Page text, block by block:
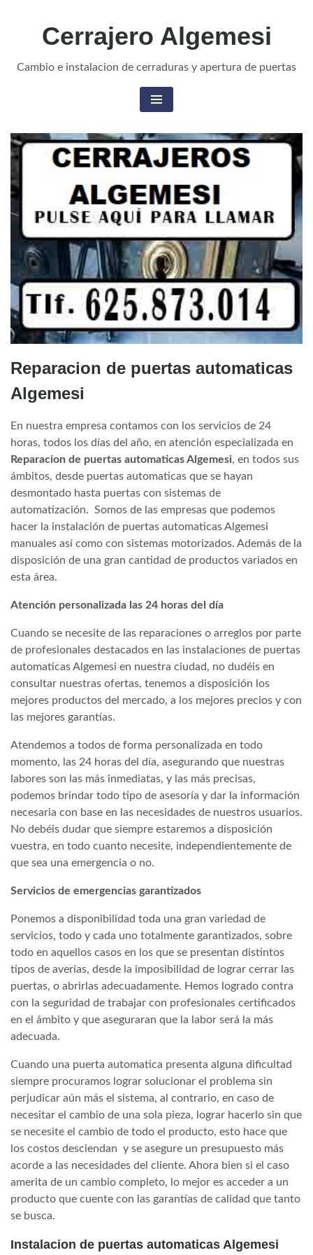
Cerrajero Algemesi
Cambio e instalacion de cerraduras y apertura de puertas
Reparacion de puertas automaticas
Algemesi
En nuestra empresa contamos con los servicios de 24
horas, todos los días del año, en atención especializada en
Reparacion de puertas automaticas Algemesi, en todos sus
ámbitos, desde puertas automaticas que se hayan
desmontado hasta puertas con sistemas de
automatización. Somos de las empresas que podemos
hacer la instalación de puertas automaticas Algemesi
manuales así como con sistemas motorizados. Además de la
disposición de una gran cantidad de productos variados en
esta área.
Atención personalizada las 24 horas del día
Cuando se necesite de las reparaciones o arreglos por parte
de profesionales destacados en las instalaciones de puertas
automaticas Algemesi en nuestra ciudad, no dudéis en
consultar nuestras ofertas, tenemos a disposición los
mejores productos del mercado, a los mejores precios y con
las mejores garantías.
Atendemos a todos de forma personalizada en todo
momento, las 24 horas del día, asegurando que nuestras
labores son las más inmediatas, y las más precisas,
podemos brindar todo tipo de asesoría y dar la información
necesaria con base en las necesidades de nuestros usuarios.
No debéis dudar que siempre estaremos a disposición
vuestra, en todo cuanto necesite, independientemente de
que sea una emergencia o no.
Servicios de emergencias garantizados
Ponemos a disponibilidad toda una gran variedad de
servicios, todo y cada uno totalmente garantizados, sobre
todo en aquellos casos en los que se presentan distintos
tipos de averías, desde la imposibilidad de lograr cerrar las
puertas, o abrirlas adecuadamente. Hemos logrado contra
con la seguridad de trabajar con profesionales certificados
en el ámbito y que aseguraran que la labor será la más
adecuada.
Cuando una puerta automatica presenta alguna dificultad
siempre procuramos lograr solucionar el problema sin
perjudicar aún más el sistema, al contrario, en caso de
necesitar el cambio de una sola pieza, lograr hacerlo sin que
se necesite el cambio de todo el producto, esto hace que
los costos desciendan y se asegure un presupuesto más
acorde a las necesidades del cliente. Ahora bien si el caso
amerita de un cambio completo, lo mejor es acceder a un
producto que cuente con las garantías de calidad que tanto
se busca.
Instalacion de puertas automaticas Algemesi